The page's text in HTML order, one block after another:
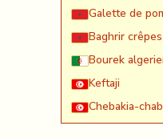
Galette de
Baghrir
Bourek
Keftaji
Chebakia-